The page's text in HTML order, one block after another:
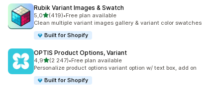
Rubik Variant Images & Swatch
5,0/ 5 tähteä
(419)
419 arvostelua yhteensä
•Free plan available
Clean multiple variant images gallery & variant color swatches
Built for Shopify
OPTIS Product Options, Variant
4,9/ 5 tähteä
(2 247)
2247 arvostelua yhteensä
•Free plan available
Personalize product options variant option w/ text box, add on
Built for Shopify